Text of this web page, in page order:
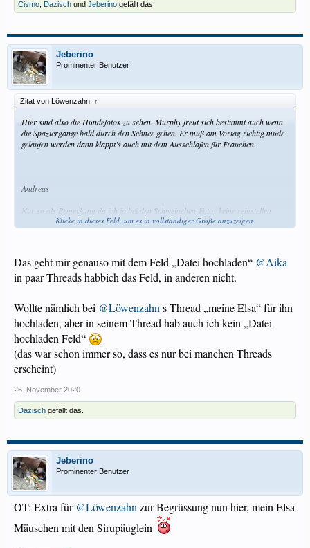
Cismo Dazisch und Jeberino gefällt das.
Jeberino
Prominenter Benutzer
Zitat von Löwenzahn: ↑
Hier sind also die Hundefotos zu sehen. Murphy freut sich bestimmt auch wenn
die Spaziergänge bald durch den Schnee gehen. Er muß am Vortag richtig müde
gelaufen werden dann klappt’s auch mit dem Ausschlafen für Frauchen.
Andreas
Nur so als Bemerkung da ich ja bei den Schweinchen-Fotos keine reinstellen
kann, hier habe ich plötzlich das 3.Feld „Datei hochladen“ und in meiner
Klicke in dieses Feld, um es in vollständiger Größe anzuzeigen.
Das geht mir genauso mit dem Feld „Datei hochladen“ @Aika
in paar Threads habbich das Feld, in anderen nicht.
Wollte nämlich bei @Löwenzahn s Thread „meine Elsa“ für ihn
hochladen, aber in seinem Thread hab auch ich kein „Datei
hochladen Feld“
(das war schon immer so, dass es nur bei manchen Threads
erscheint)
26. November 2020
Dazisch gefällt das.
Jeberino
Prominenter Benutzer
OT: Extra für @Löwenzahn zur Begrüssung nun hier, mein Elsa
Mäuschen mit den Sirupäuglein